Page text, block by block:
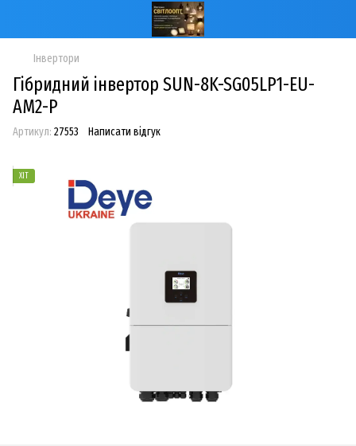
Інвертори
Гібридний інвертор SUN-8K-SG05LP1-EU-
AM2-P
Артикул: 27553 Написати відгук
ХІТ